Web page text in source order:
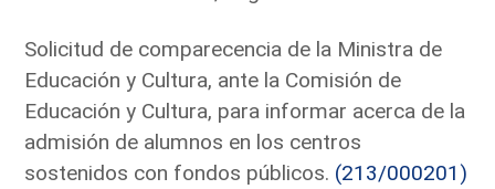
Solicitud de comparecencia de la Ministra de
Educación y Cultura, ante la Comisión de
Educación y Cultura, para informar acerca de la
admisión de alumnos en los centros
sostenidos con fondos públicos. (213/000201)